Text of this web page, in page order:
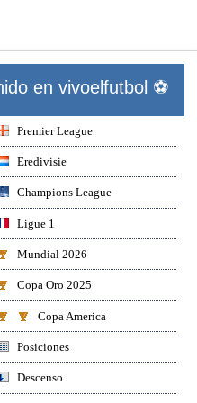
en vivoelfutbol ⚽
Premier League
Eredivisie
Champions League
Ligue 1
Mundial 2026
Copa Oro 2025
Copa America
Posiciones
Descenso